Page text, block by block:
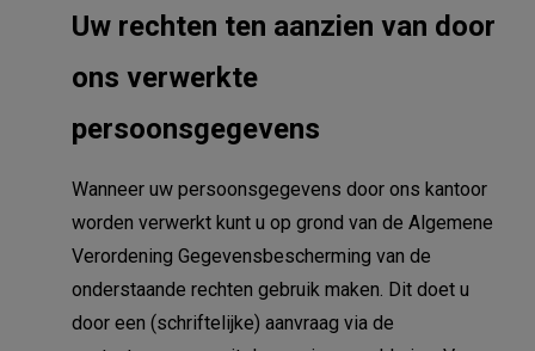
Hoe kunnen we je
helpen?
Uw rechten ten aanzien van door
ons verwerkte
persoonsgegevens
Wanneer uw persoonsgegevens door ons kantoor
worden verwerkt kunt u op grond van de Algemene
Verordening Gegevensbescherming van de
onderstaande rechten gebruik maken. Dit doet u
door een (schriftelijke) aanvraag via de